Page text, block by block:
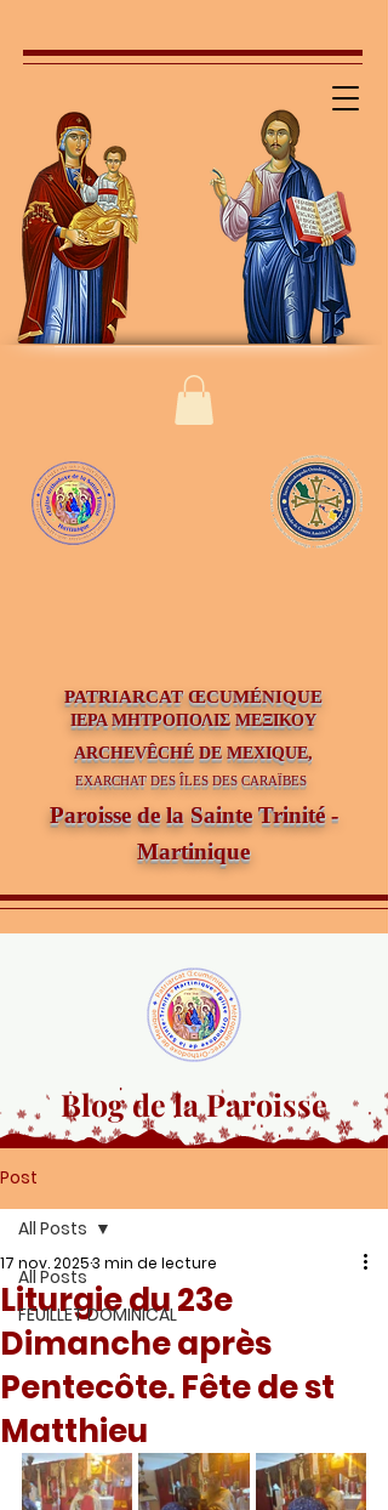
PATRIARCAT ŒCUMÉNIQUE
ΙΕΡΑ ΜΗΤΡΟΠΟΛΙΣ ΜΕΞΙΚΟΥ
ARCHEVÊCHÉ DE MEXIQUE,
EXARCHAT DES ÎLES DES CARAÏBES
Paroisse de la Sainte Trinité -
Martinique
Blog de la Paroisse
Post
All Posts
FEUILLET DOMINICAL
All Posts
Liturgie du 23e
Dimanche après
Pentecôte. Fête de st
Matthieu
17 nov. 20253 min de lecture